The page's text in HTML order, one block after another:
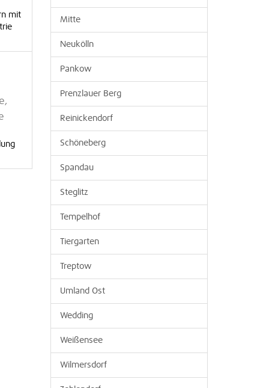
mit
Mitte
Neukölln
Pankow
Prenzlauer Berg
Reinickendorf
Schöneberg
Spandau
Steglitz
Tempelhof
Tiergarten
Treptow
Umland Ost
Wedding
Weißensee
Wilmersdorf